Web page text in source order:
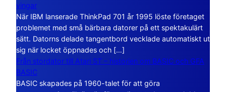
vingar
När IBM lanserade ThinkPad 701 år 1995 löste företaget
problemet med små bärbara datorer på ett spektakulärt
sätt. Datorns delade tangentbord vecklade automatiskt ut
sig när locket öppnades och […]
Från stordator till Atari ST – historien om BASIC och GFA
BASIC
BASIC skapades på 1960-talet för att göra